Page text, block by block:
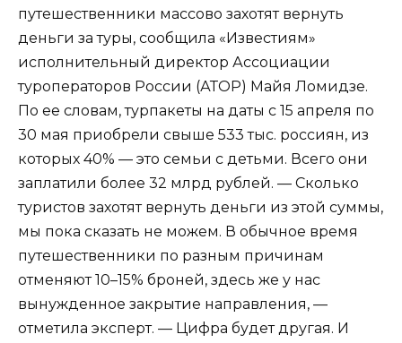
путешественники массово захотят вернуть
деньги за туры, сообщила «Известиям»
исполнительный директор Ассоциации
туроператоров России (АТОР) Майя Ломидзе.
По ее словам, турпакеты на даты с 15 апреля по
30 мая приобрели свыше 533 тыс. россиян, из
которых 40% — это семьи с детьми. Всего они
заплатили более 32 млрд рублей. — Сколько
туристов захотят вернуть деньги из этой суммы,
мы пока сказать не можем. В обычное время
путешественники по разным причинам
отменяют 10–15% броней, здесь же у нас
вынужденное закрытие направления, —
отметила эксперт. — Цифра будет другая. И